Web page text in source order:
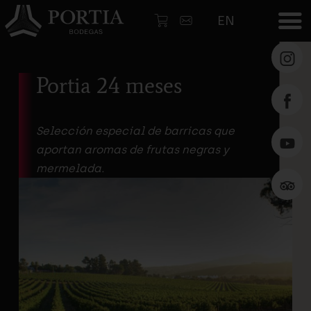
tu
Vinos
EN
Portia 24 meses
Selección especial de barricas que
aportan aromas de frutas negras y
mermelada.